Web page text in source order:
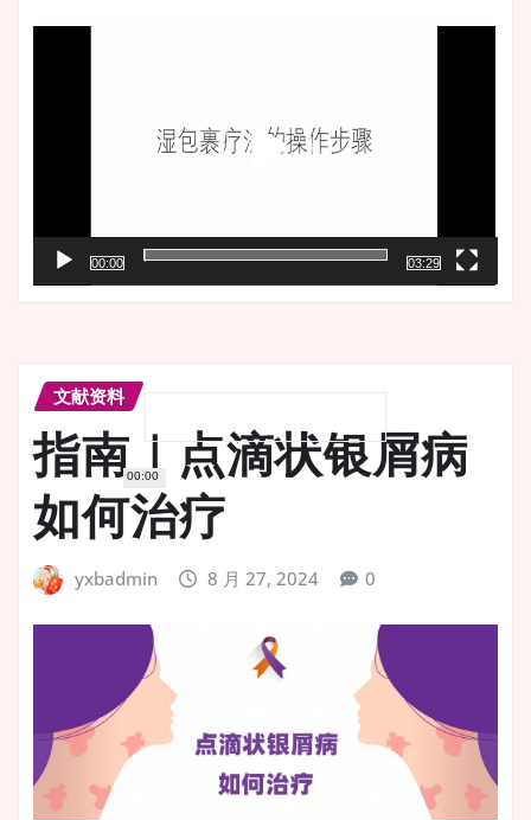
频
00:00
00:00
03:29
文献资料
指南｜点滴状银屑病
如何治疗
yxbadmin 8 月 27, 2024 0